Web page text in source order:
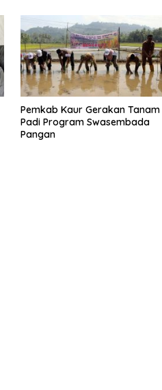
Pemkab Kaur Gerakan Tanam
Padi Program Swasembada
Pangan